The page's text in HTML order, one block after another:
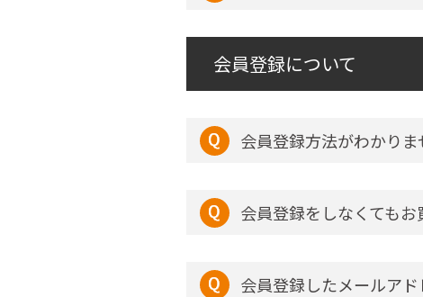
会員登録について
会員登録方法がわかりま
会員登録をしなくてもお
会員登録したメールアド